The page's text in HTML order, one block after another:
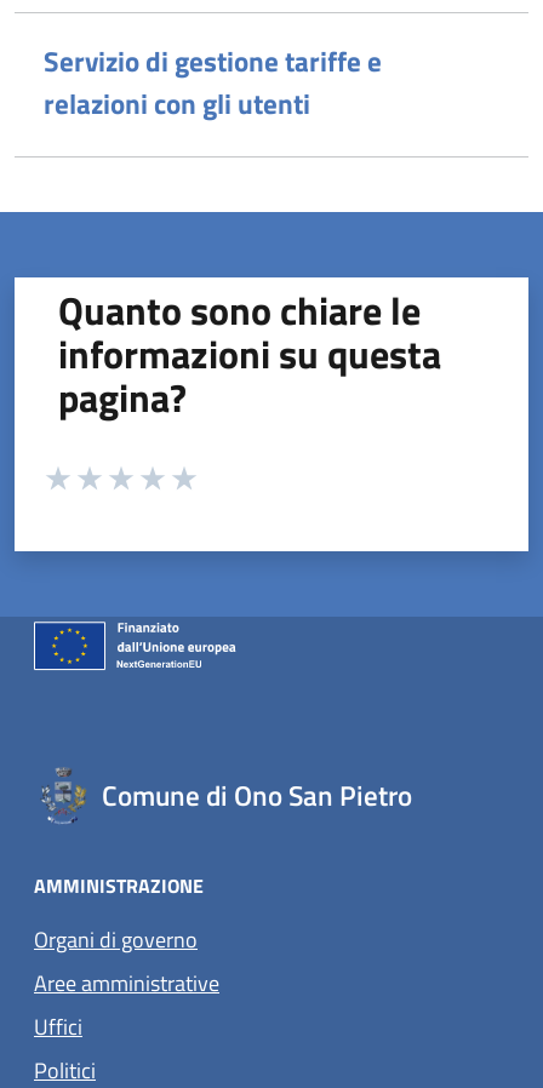
Servizio di gestione tariffe e
relazioni con gli utenti
Quanto sono chiare le
informazioni su questa
pagina?
Valuta da 1 a 5 stelle la pagina
Comune di Ono San Pietro
AMMINISTRAZIONE
Organi di governo
Aree amministrative
Uffici
Politici